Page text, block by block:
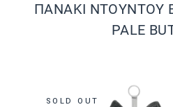
ΠΑΝΑΚΙ NTOYNTOY
PALE
SOLD OUT